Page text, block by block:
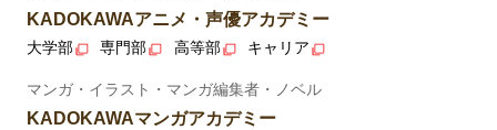
KADOKAWAアニメ・声優アカデミー
大学部 専門部 高等部 キャリア
マンガ・イラスト・マンガ編集者・ノベル
KADOKAWAマンガアカデミー